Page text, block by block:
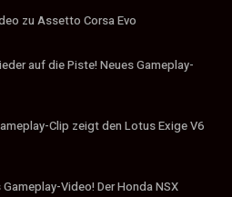
zu Assetto Corsa Evo
auf die Piste! Neues Gameplay-
Clip zeigt den Lotus Exige V6
Video! Der Honda NSX